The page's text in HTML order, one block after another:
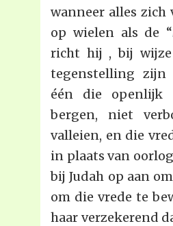
wanneer alles zich
op wielen als de “
richt hij , bij wijze
tegenstelling zijn
één die openlijk
bergen, niet
valleien, en die
in plaats van
bij Judah op aan
om die vrede te
haar verzekerend